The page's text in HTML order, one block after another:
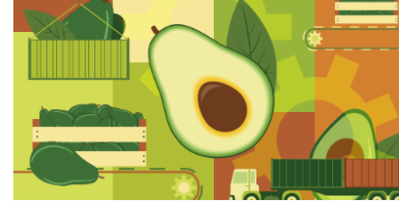
auspicioso
(y
panorama
palta
peruana